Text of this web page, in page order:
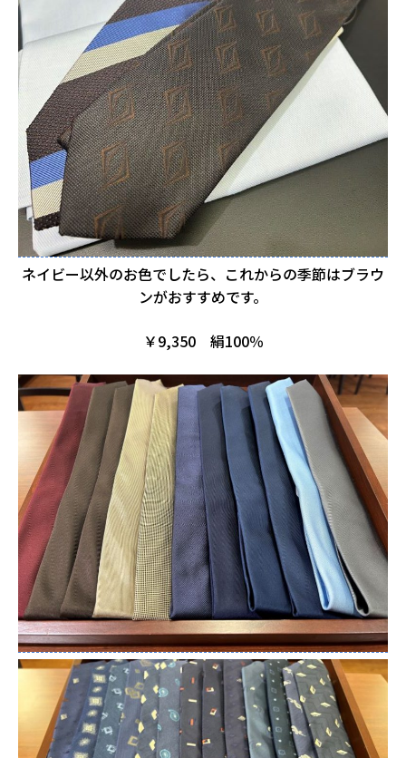
ネイビー以外のお色でしたら、これからの季節はブラウ
ンがおすすめです。
￥9,350 絹100％